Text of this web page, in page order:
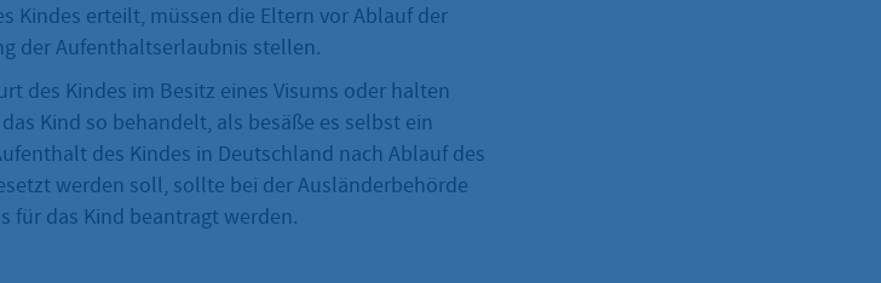
Kindes erteilt, müssen die Eltern vor Ablauf der
der Aufenthaltserlaubnis stellen.
des Kindes im Besitz eines Visums oder halten
Kind so behandelt, als besäße es selbst ein
des Kindes in Deutschland nach Ablauf des
werden soll, sollte bei der Ausländerbehörde
für das Kind beantragt werden.